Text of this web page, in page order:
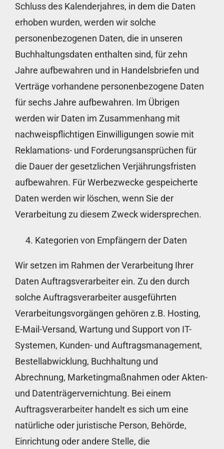
Schluss des Kalenderjahres, in dem die Daten
erhoben wurden, werden wir solche
personenbezogenen Daten, die in unseren
Buchhaltungsdaten enthalten sind, für zehn
Jahre aufbewahren und in Handelsbriefen und
Verträge vorhandene personenbezogene Daten
für sechs Jahre aufbewahren. Im Übrigen
werden wir Daten im Zusammenhang mit
nachweispflichtigen Einwilligungen sowie mit
Reklamations- und Forderungsansprüchen für
die Dauer der gesetzlichen Verjährungsfristen
aufbewahren. Für Werbezwecke gespeicherte
Daten werden wir löschen, wenn Sie der
Verarbeitung zu diesem Zweck widersprechen.
Kategorien von Empfängern der Daten
Wir setzen im Rahmen der Verarbeitung Ihrer
Daten Auftragsverarbeiter ein. Zu den durch
solche Auftragsverarbeiter ausgeführten
Verarbeitungsvorgängen gehören z.B. Hosting,
E-Mail-Versand, Wartung und Support von IT-
Systemen, Kunden- und Auftragsmanagement,
Bestellabwicklung, Buchhaltung und
Abrechnung, Marketingmaßnahmen oder Akten-
und Datenträgervernichtung. Bei einem
Auftragsverarbeiter handelt es sich um eine
natürliche oder juristische Person, Behörde,
Einrichtung oder andere Stelle, die